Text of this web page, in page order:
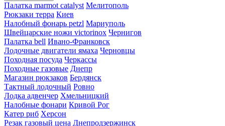
Палатка marmot catalyst Мелитополь
Рюкзаки терра Киев
Налобный фонарь petzl Мариуполь
Швейцарские ножи victorinox Чернигов
Палатка bell Ивано-Франковск
Лодочные двигатели ямаха Черновцы
Походная посуда Черкассы
Походные газовые Днепр
Магазин рюкзаков Бердянск
Тактный лодочный Ровно
Лодка адвенчер Хмельницкий
Налобные фонари Кривой Рог
Катер риб Херсон
Резак газовый цена Днепродзержинск